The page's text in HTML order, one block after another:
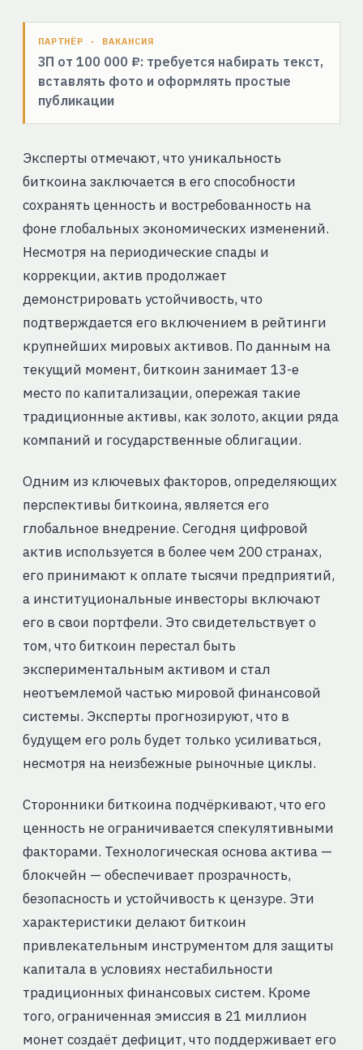
ПАРТНЁР · ВАКАНСИЯ
ЗП от 100 000 ₽: требуется набирать текст,
вставлять фото и оформлять простые
публикации
Эксперты отмечают, что уникальность
биткоина заключается в его способности
сохранять ценность и востребованность на
фоне глобальных экономических изменений.
Несмотря на периодические спады и
коррекции, актив продолжает
демонстрировать устойчивость, что
подтверждается его включением в рейтинги
крупнейших мировых активов. По данным на
текущий момент, биткоин занимает 13-е
место по капитализации, опережая такие
традиционные активы, как золото, акции ряда
компаний и государственные облигации.
Одним из ключевых факторов, определяющих
перспективы биткоина, является его
глобальное внедрение. Сегодня цифровой
актив используется в более чем 200 странах,
его принимают к оплате тысячи предприятий,
а институциональные инвесторы включают
его в свои портфели. Это свидетельствует о
том, что биткоин перестал быть
экспериментальным активом и стал
неотъемлемой частью мировой финансовой
системы. Эксперты прогнозируют, что в
будущем его роль будет только усиливаться,
несмотря на неизбежные рыночные циклы.
Сторонники биткоина подчёркивают, что его
ценность не ограничивается спекулятивными
факторами. Технологическая основа актива —
блокчейн — обеспечивает прозрачность,
безопасность и устойчивость к цензуре. Эти
характеристики делают биткоин
привлекательным инструментом для защиты
капитала в условиях нестабильности
традиционных финансовых систем. Кроме
того, ограниченная эмиссия в 21 миллион
монет создаёт дефицит, что поддерживает его